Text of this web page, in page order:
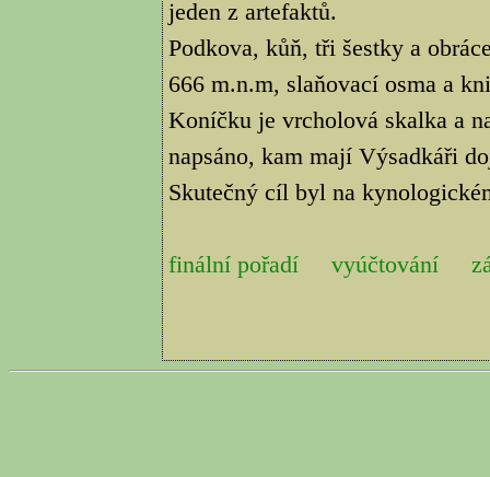
jeden z artefaktů.
Podkova, kůň, tři šestky a
666 m.n.m, slaňovací osma a
Koníčku je vrcholová skalka a
napsáno, kam mají Výsadkáři
Skutečný cíl byl na
finální pořadí vyúčtování